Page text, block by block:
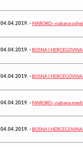
04.04.2019.- MAROKO– nabava
04.04.2019.- BOSNA I
04.04.2019.- BOSNA I
04.04.2019.- MAROKO– nabava
04.04.2019.- BOSNA I